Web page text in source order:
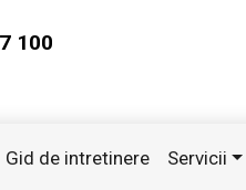
100
Gid de intretinere Servicii